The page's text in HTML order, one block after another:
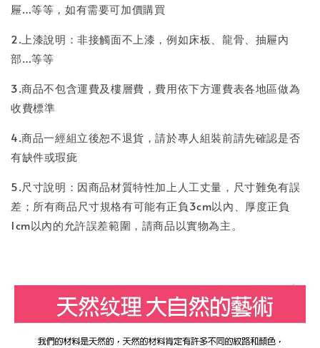
屜…等等，如有需要可加價購買
2.上漆說明：非接觸面不上漆，例如床板、龍骨、抽屜內
部…等等
3.商品不包含運費及樓層費，費用依下方運費表各地區做為
收費標準
4.商品一經組立後恕不退貨，請於專人組裝前請先確認是否
有缺件或瑕疵
5.尺寸說明：因商品材質特性加上人工丈量，尺寸難免有誤
差；所有商品尺寸規格有可能有正負3cm以內、厚度正負
1cm以內的允許誤差範圍，請商品以實物為主。